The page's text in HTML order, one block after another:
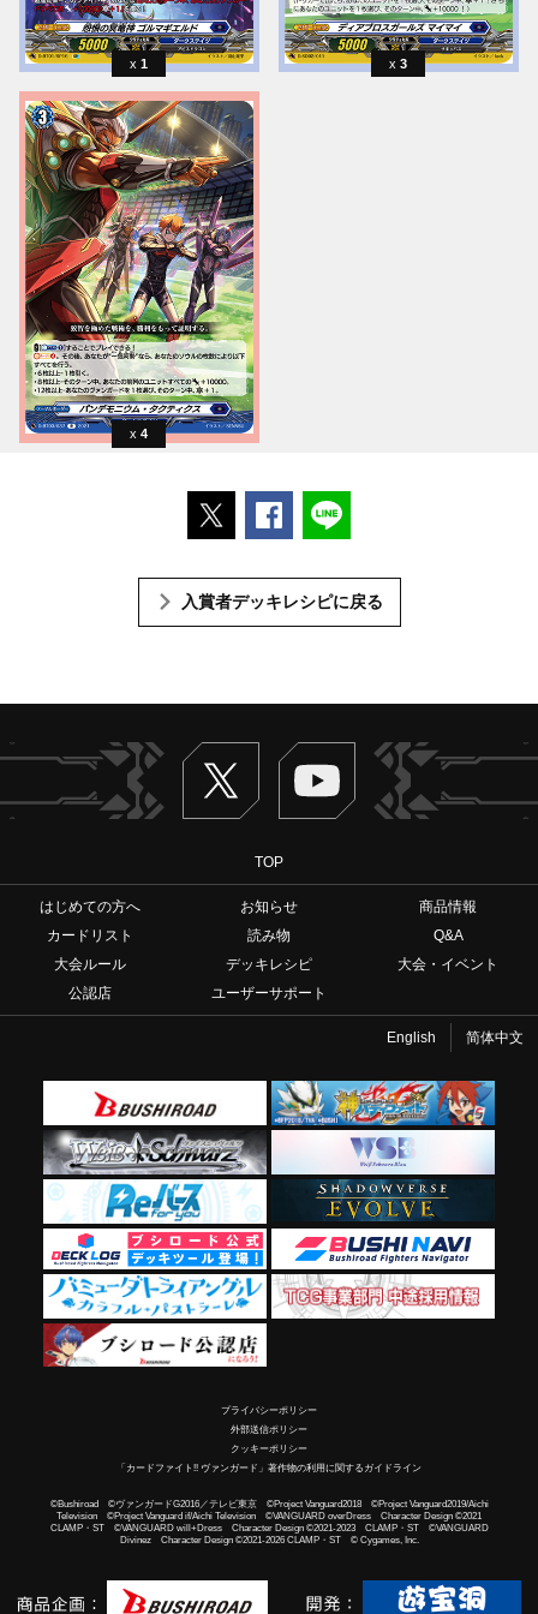
1 3
4
ポストするFacebookでシェアする
入賞者デッキレシピに戻る
Twitter ヴァンガードch
TOP
はじめての方へ お知らせ
商品情報
カードリスト
読み物
Q&A
大会ルール
デッキレシピ
大会・イベント
公認店
ユーザーサポート
English 简体中文
プライバシーポリシー
外部送信ポリシー
クッキーポリシー
「カードファイト!! ヴァンガード」著作物の利用に関するガイドライン
©Bushiroad ©ヴァンガードG2016／テレビ東京 ©Project Vanguard2018 ©Project Vanguard2019/Aichi
Television ©Project Vanguard if/Aichi Television ©VANGUARD overDress Character Design ©2021
CLAMP・ST ©VANGUARD will+Dress Character Design ©2021-2023 CLAMP・ST ©VANGUARD
Divinez Character Design ©2021-2026 CLAMP・ST © Cygames, Inc.